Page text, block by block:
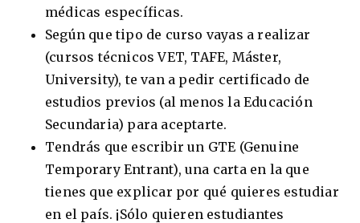
médicas específicas.
Según que tipo de curso vayas a realizar
(cursos técnicos VET, TAFE, Máster,
University), te van a pedir certificado de
estudios previos (al menos la Educación
Secundaria) para aceptarte.
Tendrás que escribir un GTE (Genuine
Temporary Entrant), una carta en la que
tienes que explicar por qué quieres estudiar
en el país. ¡Sólo quieren estudiantes